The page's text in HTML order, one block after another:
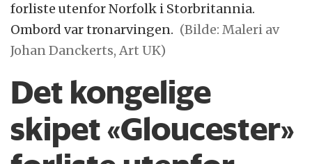
forliste utenfor Norfolk i Storbritannia.
Ombord var tronarvingen. (Bilde: Maleri av
Johan Danckerts, Art UK)
Det kongelige
skipet «Gloucester»